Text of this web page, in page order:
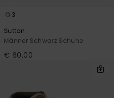
3
Sutton
Männer Schwarz Schuhe
€ 60,00